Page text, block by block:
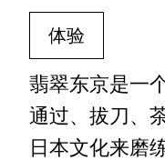
体验
翡翠东京是一
通过、拔刀、
日本文化来磨